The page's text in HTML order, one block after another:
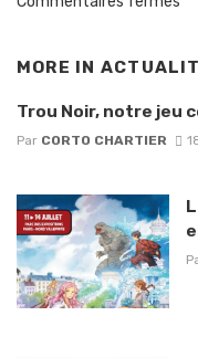
MORE IN
Trou Noir, notre jeu
Par CORTO CHARTIER